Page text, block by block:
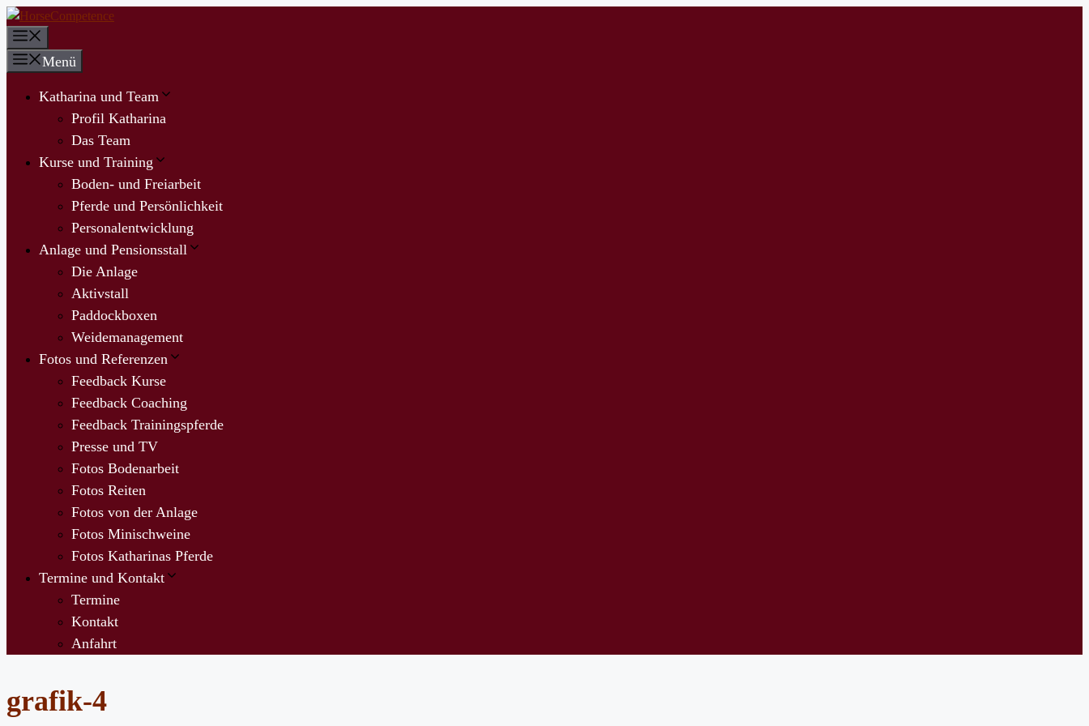
Zum
Inhalt
springenMenü
Katharina und Team
Profil Katharina
Das Team
Kurse und Training
Boden- und Freiarbeit
Pferde und Persönlichkeit
Personalentwicklung
Anlage und Pensionsstall
Die Anlage
Aktivstall
Paddockboxen
Weidemanagement
Fotos und Referenzen
Feedback Kurse
Feedback Coaching
Feedback Trainingspferde
Presse und TV
Fotos Bodenarbeit
Fotos Reiten
Fotos von der Anlage
Fotos Minischweine
Fotos Katharinas Pferde
Termine und Kontakt
Termine
Kontakt
Anfahrt
grafik-4